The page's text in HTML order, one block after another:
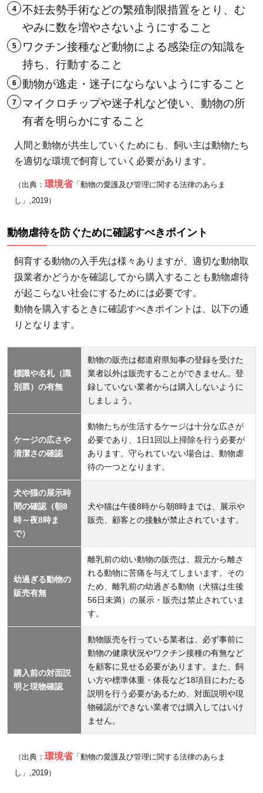
5
動物
の種
類を
知
り、
私た
でき
るこ
考え
よう
不妊去勢手術などの繁殖制限措置をとり、む
やみに数を増やさないようにすること
ワクチン接種など動物による感染症の知識を
持ち、行動すること
動物が逃走・迷子にならないようにすること
マイクロチップや迷子札など使い、動物の所
有者を明らかにすること
人間と動物が共生していくためにも、飼い主は動物たち
を適切な環境で飼育していく必要があります。
（出典： 環境省「動物の愛護及び管理に関する法律のあらま
し」,2019）
動物虐待を防ぐために確認すべきポイント
飼育する動物の入手先は様々ありますが、適切な動物取
扱業者かどうかを確認してから購入することも動物虐待
が起こらない社会にするためには必要です。
動物を購入するときに確認すべきポイントは、以下の通
りとなります。
標識や名札（識
別票）の有無
動物の販売は都道府県知事の登録を受けた
業者以外は販売することができません。登
録していない業者からは購入しないように
しましょう。
ケージの広さや
清潔さの確認
動物たちが生活するケージは十分な広さが
必要であり、1日1回以上掃除を行う必要が
あります。守られていない場合は、動物虐
待の一つとなります。
犬や猫の展示時
間の確認（朝8
時～夜8時ま
で）
犬や猫は午後8時から朝8時までは、展示や
販売、顧客との接触が禁止されています。
幼過ぎる動物の
販売有無
離乳前の幼い動物の販売は、親元から離さ
れる動物に苦痛を与えてしまいます。その
ため、離乳前の幼過ぎる動物（犬猫は生後
56日未満）の展示・販売は禁止されていま
す。
購入前の対面説
明と現物確認
動物販売を行っている業者は、必ず事前に
動物の健康状況やワクチン接種の有無など
を顧客に見せる必要があります。また、飼
い方や標準体重・体長など18項目にわたる
説明を行う必要があるため、対面説明や現
物確認ができない業者では購入してはいけ
ません。
（出典： 環境省「動物の愛護及び管理に関する法律のあらま
し」,2019）